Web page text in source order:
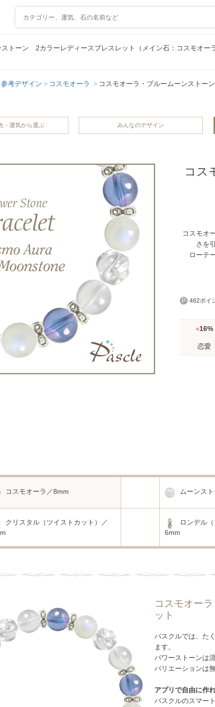
トーン 2カラーレディースブレスレット（メイン石：コスモオー
参考デザイン コスモオーラ コスモオーラ・ブルームーンストー
・運気から選ぶ みんなのデザイン
コス
コスモオ
さを
ローテ
462ポイ
16%
恋愛
コスモオーラ／8mm ムーンス
クリスタル（ツイストカット）／
ロンデル
6mm
コスモオー
ット
パスクルでは、た
ます。
パワーストーンは
バリエーションは
アプリで自由に作
パスクルのスマー